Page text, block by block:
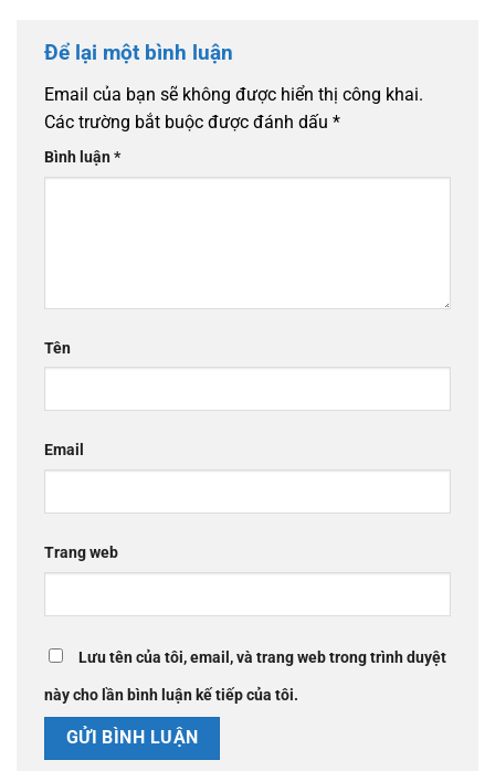
Để lại một bình luận
Email của bạn sẽ không được hiển thị công khai.
Các trường bắt buộc được đánh dấu *
Bình luận*
Tên
Email
Trang web
Lưu tên của tôi, email, và trang web trong trình duyệt
này cho lần bình luận kế tiếp của tôi.